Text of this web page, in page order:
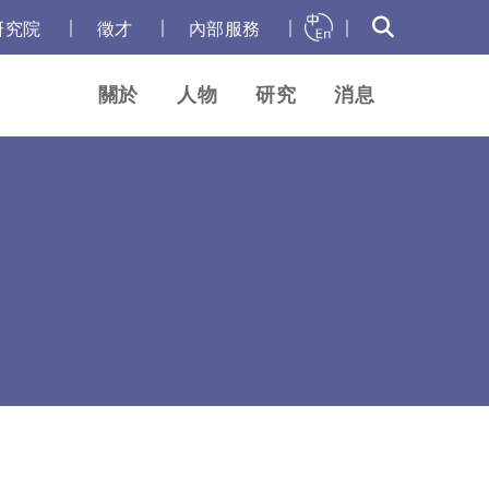
究院 徵才 內部服務
關於 人物 研究 消息